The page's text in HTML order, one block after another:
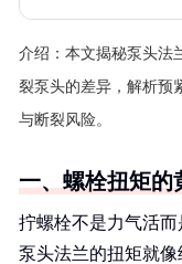
介绍： 本文揭秘泵头法
裂泵头的差异，解析预
与断裂风险。
一、螺栓扭矩的
拧螺栓不是力气活
泵头法兰的扭矩就像